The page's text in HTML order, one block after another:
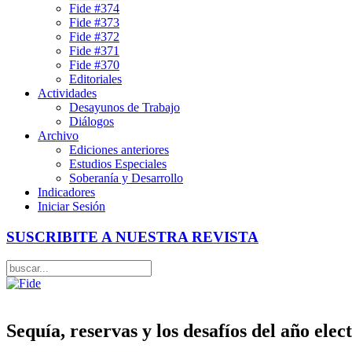
Fide #374
Fide #373
Fide #372
Fide #371
Fide #370
Editoriales
Actividades
Desayunos de Trabajo
Diálogos
Archivo
Ediciones anteriores
Estudios Especiales
Soberanía y Desarrollo
Indicadores
Iniciar Sesión
SUSCRIBITE A NUESTRA REVISTA
Sequía, reservas y los desafíos del año